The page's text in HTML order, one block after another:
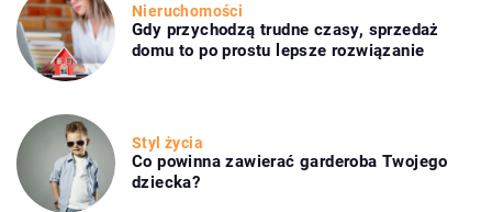
Nieruchomości
Gdy przychodzą trudne czasy, sprzedaż
domu to po prostu lepsze rozwiązanie
Styl życia
Co powinna zawierać garderoba Twojego
dziecka?